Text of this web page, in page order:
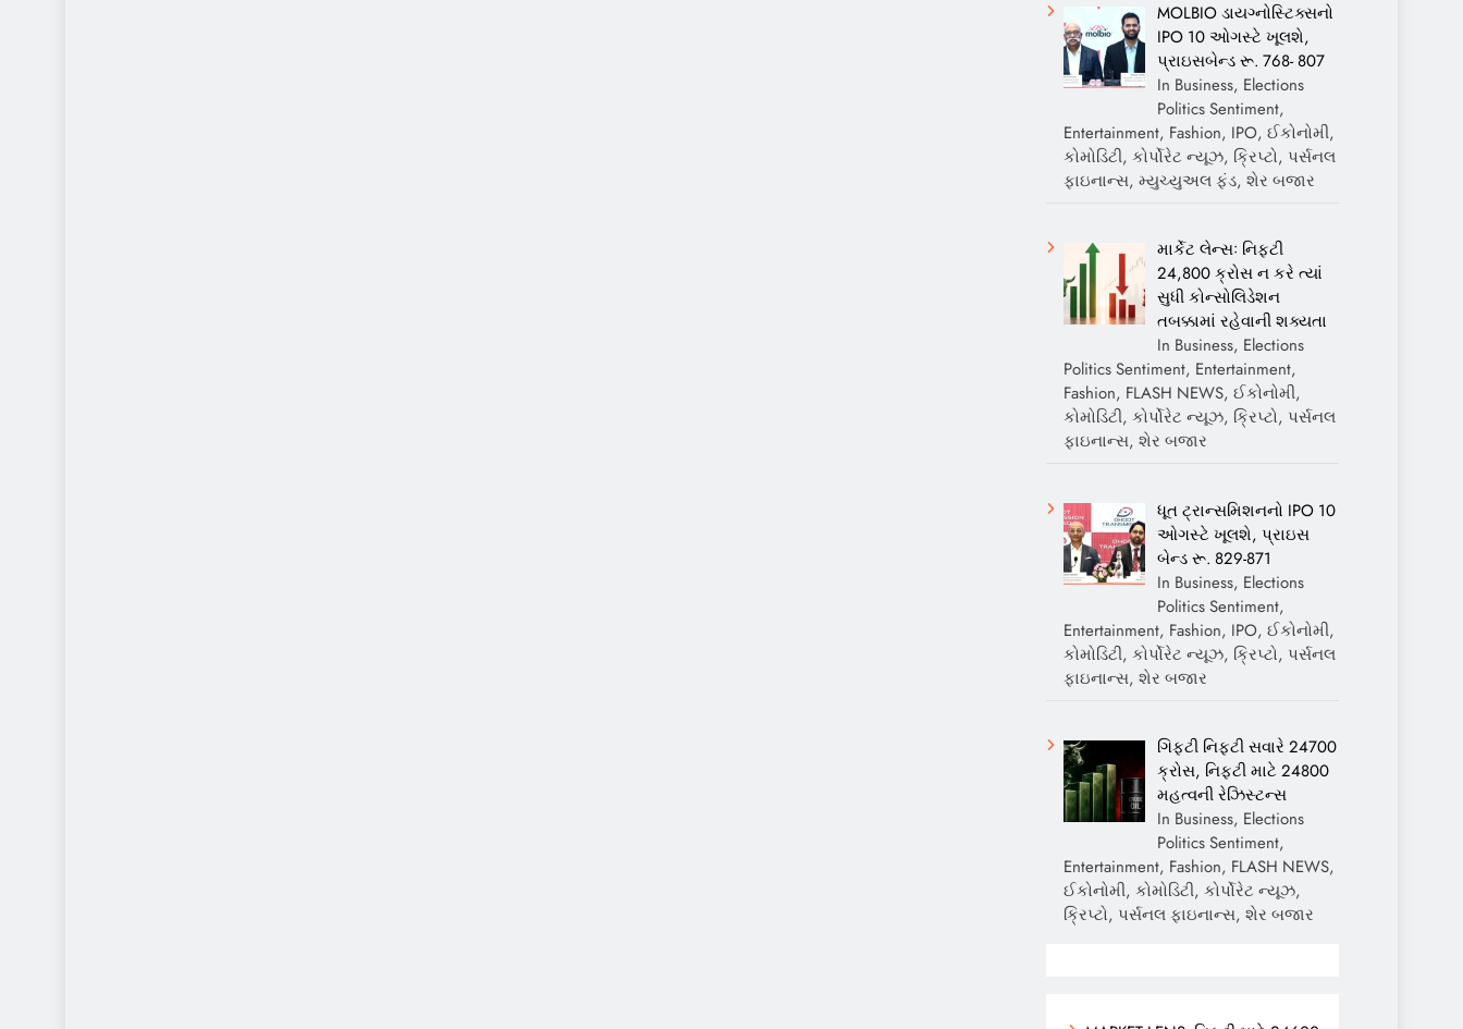
MOLBIO ડાયગ્નોસ્ટિક્સનો
IPO 10 ઓગસ્ટે ખૂલશે,
પ્રાઇસબેન્ડ રૂ. 768- 807
In Business, Elections
Politics Sentiment,
Entertainment, Fashion, IPO, ઈકોનોમી,
કોમોડિટી, કોર્પોરેટ ન્યૂઝ, ક્રિપ્ટો, પર્સનલ
ફાઇનાન્સ, મ્યુચ્યુઅલ ફંડ, શેર બજાર
માર્કેટ લેન્સઃ નિફ્ટી
24,800 ક્રોસ ન કરે ત્યાં
સુધી કોન્સોલિડેશન
તબક્કામાં રહેવાની શક્યતા
In Business, Elections
Politics Sentiment, Entertainment,
Fashion, FLASH NEWS, ઈકોનોમી,
કોમોડિટી, કોર્પોરેટ ન્યૂઝ, ક્રિપ્ટો, પર્સનલ
ફાઇનાન્સ, શેર બજાર
ધૂત ટ્રાન્સમિશનનો IPO 10
ઓગસ્ટે ખૂલશે, પ્રાઇસ
બેન્ડ રૂ. 829-871
In Business, Elections
Politics Sentiment,
Entertainment, Fashion, IPO, ઈકોનોમી,
કોમોડિટી, કોર્પોરેટ ન્યૂઝ, ક્રિપ્ટો, પર્સનલ
ફાઇનાન્સ, શેર બજાર
ગિફ્ટી નિફ્ટી સવારે 24700
ક્રોસ, નિફ્ટી માટે 24800
મહત્વની રેઝિસ્ટન્સ
In Business, Elections
Politics Sentiment,
Entertainment, Fashion, FLASH NEWS,
ઈકોનોમી, કોમોડિટી, કોર્પોરેટ ન્યૂઝ,
ક્રિપ્ટો, પર્સનલ ફાઇનાન્સ, શેર બજાર